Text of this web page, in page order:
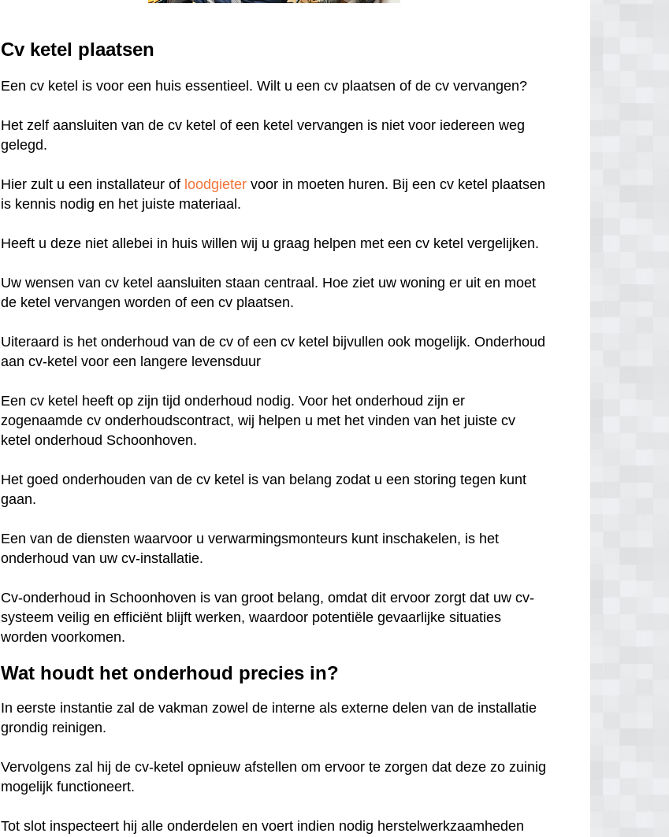
Cv ketel plaatsen
Een cv ketel is voor een huis essentieel. Wilt u een cv plaatsen of de cv vervangen?
Het zelf aansluiten van de cv ketel of een ketel vervangen is niet voor iedereen weg
gelegd.
Hier zult u een installateur of loodgieter voor in moeten huren. Bij een cv ketel plaatsen
is kennis nodig en het juiste materiaal.
Heeft u deze niet allebei in huis willen wij u graag helpen met een cv ketel vergelijken.
Uw wensen van cv ketel aansluiten staan centraal. Hoe ziet uw woning er uit en moet
de ketel vervangen worden of een cv plaatsen.
Uiteraard is het onderhoud van de cv of een cv ketel bijvullen ook mogelijk. Onderhoud
aan cv-ketel voor een langere levensduur
Een cv ketel heeft op zijn tijd onderhoud nodig. Voor het onderhoud zijn er
zogenaamde cv onderhoudscontract, wij helpen u met het vinden van het juiste cv
ketel onderhoud Schoonhoven.
Het goed onderhouden van de cv ketel is van belang zodat u een storing tegen kunt
gaan.
Een van de diensten waarvoor u verwarmingsmonteurs kunt inschakelen, is het
onderhoud van uw cv-installatie.
Cv-onderhoud in Schoonhoven is van groot belang, omdat dit ervoor zorgt dat uw cv-
systeem veilig en efficiënt blijft werken, waardoor potentiële gevaarlijke situaties
worden voorkomen.
Wat houdt het onderhoud precies in?
In eerste instantie zal de vakman zowel de interne als externe delen van de installatie
grondig reinigen.
Vervolgens zal hij de cv-ketel opnieuw afstellen om ervoor te zorgen dat deze zo zuinig
mogelijk functioneert.
Tot slot inspecteert hij alle onderdelen en voert indien nodig herstelwerkzaamheden